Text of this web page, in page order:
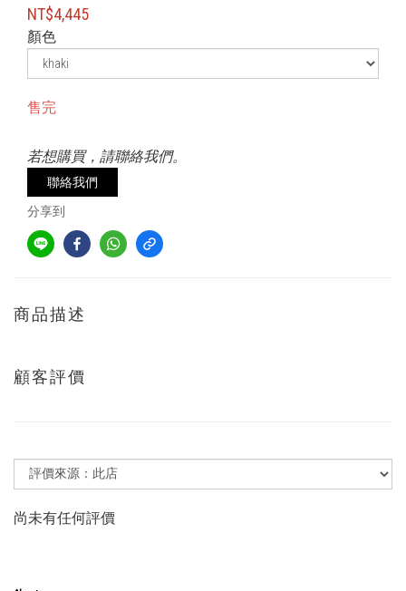
NT$4,445
顏色
售完
若想購買，請聯絡我們。
聯絡我們
分享到
商品描述
顧客評價
尚未有任何評價